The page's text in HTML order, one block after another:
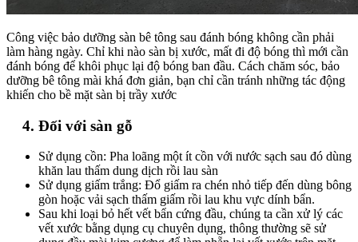
Công việc bảo dưỡng sàn bê tông sau đánh bóng không cần phải
làm hàng ngày. Chỉ khi nào sàn bị xước, mất đi độ bóng thì mới cần
đánh bóng để khôi phục lại độ bóng ban đầu. Cách chăm sóc, bảo
dưỡng bê tông mài khá đơn giản, bạn chỉ cần tránh những tác động
khiến cho bề mặt sàn bị trầy xước
4. Đối với sàn gỗ
Sử dụng cồn: Pha loãng một ít cồn với nước sạch sau đó dùng
khăn lau thấm dung dịch rồi lau sàn
Sử dụng giấm trắng: Đổ giấm ra chén nhỏ tiếp đến dùng bông
gòn hoặc vải sạch thấm giấm rồi lau khu vực dính bẩn.
Sau khi loại bỏ hết vết bẩn cứng đầu, chúng ta cần xử lý các
vết xước bằng dụng cụ chuyên dụng, thông thường sẽ sử